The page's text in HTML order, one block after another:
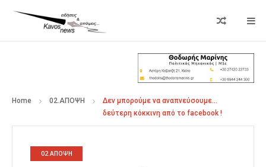
Home 02.ΑΠΟΨΗ
Δεν μπορούμε να αναπνεύσουμε…
δεύτερη κόκκινη από το facebook !
02.ΑΠΟΨΗ